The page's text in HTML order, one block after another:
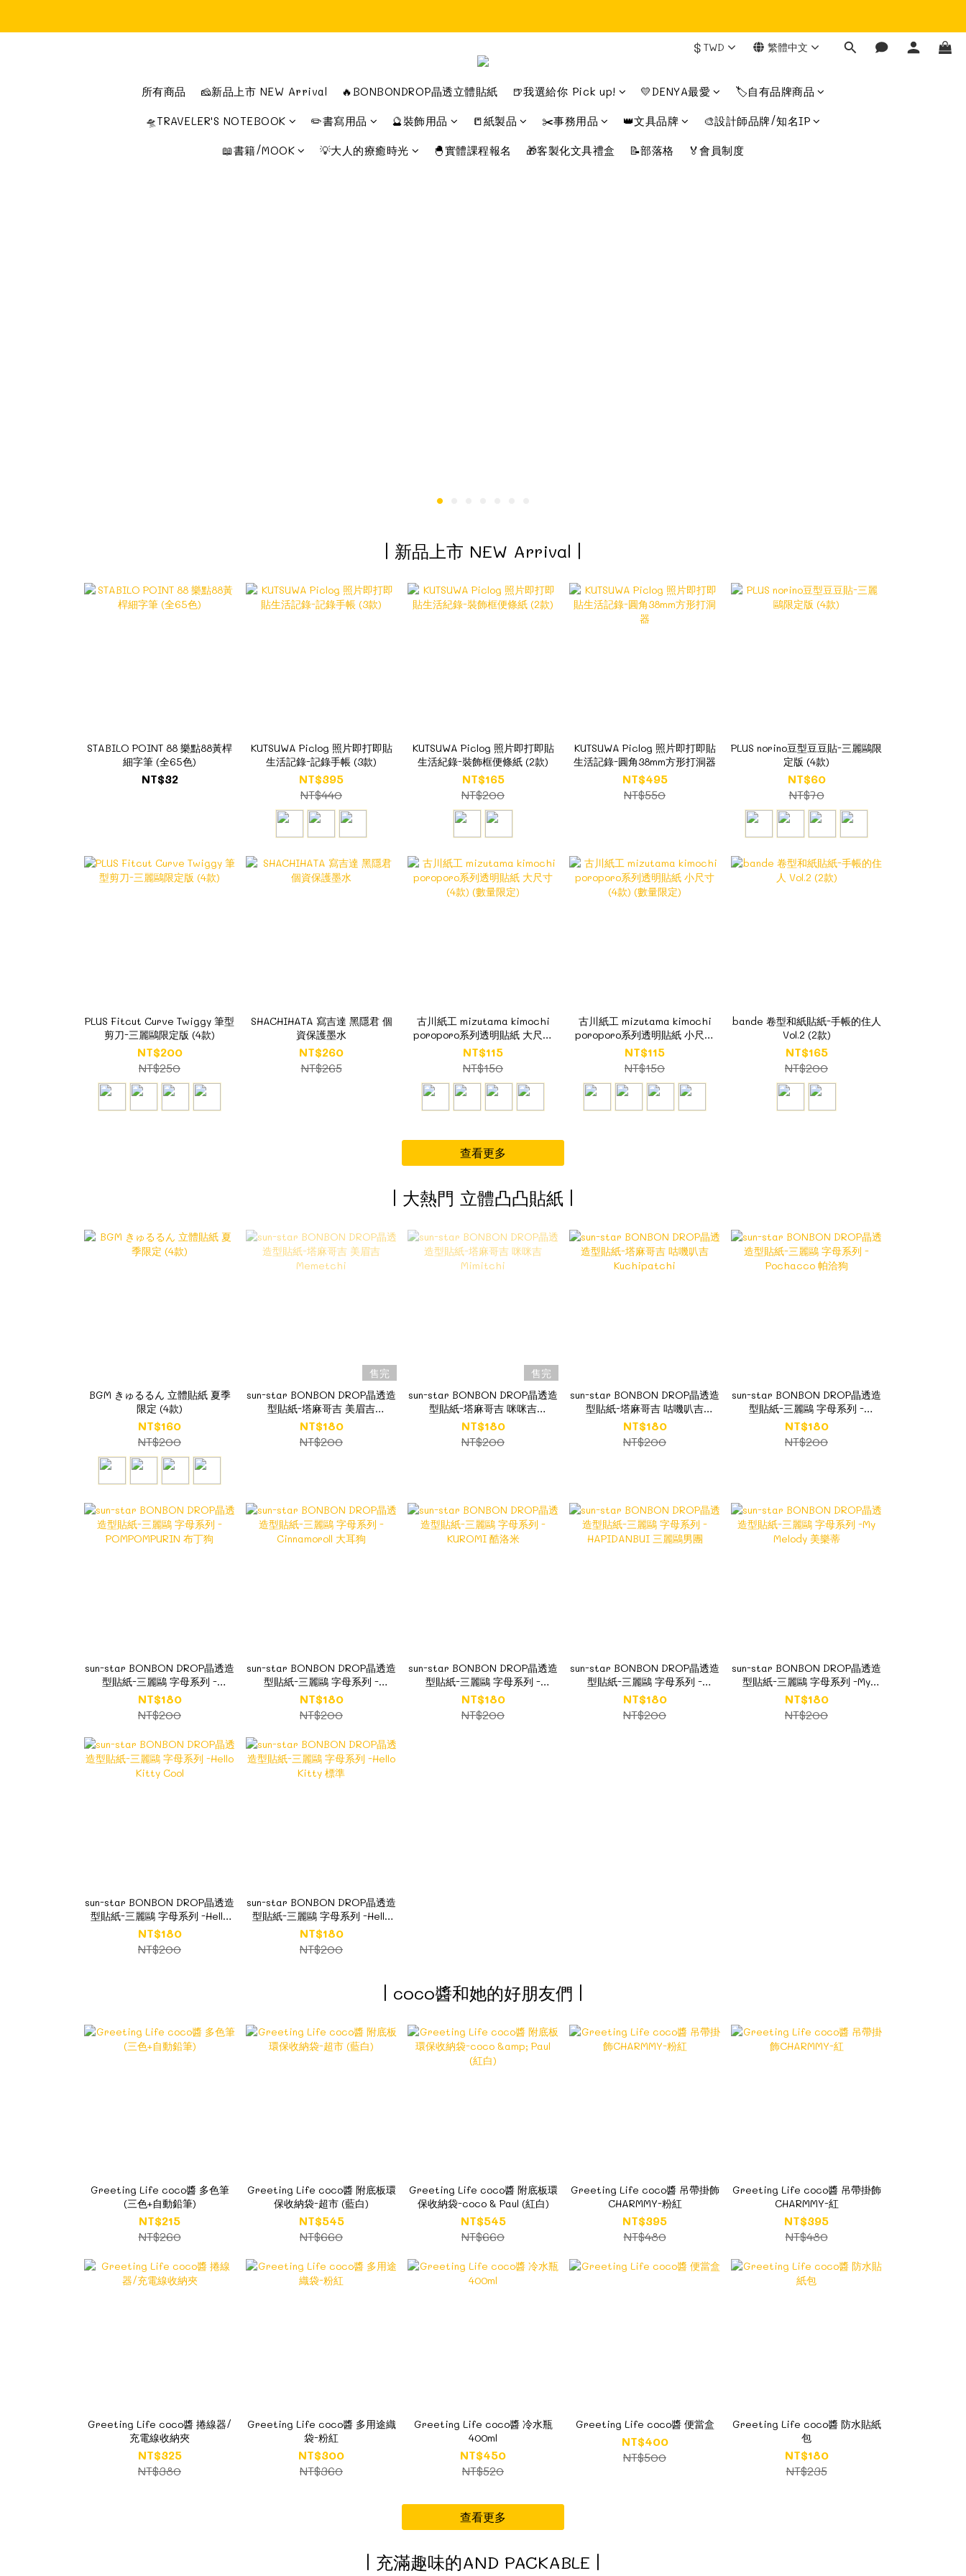
$ TWD 繁體中文
所有商品 🧀新品上市 NEW Arrival 🔥BONBONDROP晶透立體貼紙 🍺我選給你 Pick up! 💛DENYA最愛 🏷️自有品牌商品
🛸TRAVELER'S NOTEBOOK ✏️書寫用品 🔮裝飾用品 📒紙製品 ✂️事務用品 👑文具品牌 🎨設計師品牌/知名IP
📖書籍/MOOK 💡大人的療癒時光 🐣實體課程報名 🎁客製化文具禮盒 📝部落格 🏅會員制度
| 新品上市 NEW Arrival |
STABILO POINT 88 樂點88黃桿
細字筆 (全65色)
NT$32
KUTSUWA Piclog 照片即打即貼
生活記錄-記錄手帳 (3款)
NT$395
NT$440
KUTSUWA Piclog 照片即打即貼
生活紀錄-裝飾框便條紙 (2款)
NT$165
NT$200
KUTSUWA Piclog 照片即打即貼
生活記錄-圓角38mm方形打洞器
NT$495
NT$550
PLUS norino豆型豆豆貼-三麗鷗限
定版 (4款)
NT$60
NT$70
PLUS Fitcut Curve Twiggy 筆型
剪刀-三麗鷗限定版 (4款)
NT$200
NT$250
SHACHIHATA 寫吉達 黑隱君 個
資保護墨水
NT$260
NT$265
古川紙工 mizutama kimochi
poroporo系列透明貼紙 大尺寸
(4款) (數量限定)
NT$115
NT$150
古川紙工 mizutama kimochi
poroporo系列透明貼紙 小尺寸
(4款) (數量限定)
NT$115
NT$150
bande 卷型和紙貼紙-手帳的住人
Vol.2 (2款)
NT$165
NT$200
查看更多
| 大熱門 立體凸凸貼紙 |
BGM きゅるるん 立體貼紙 夏季
限定 (4款)
NT$160
NT$200
售完
sun-star BONBON DROP晶透造
型貼紙-塔麻哥吉 美眉吉
Memetchi
NT$180
NT$200
售完
sun-star BONBON DROP晶透造
型貼紙-塔麻哥吉 咪咪吉
Mimitchi
NT$180
NT$200
sun-star BONBON DROP晶透造
型貼紙-塔麻哥吉 咕嘰叭吉
Kuchipatchi
NT$180
NT$200
sun-star BONBON DROP晶透造
型貼紙-三麗鷗 字母系列 -
Pochacco 帕洽狗
NT$180
NT$200
sun-star BONBON DROP晶透造
型貼紙-三麗鷗 字母系列 -
POMPOMPURIN 布丁狗
NT$180
NT$200
sun-star BONBON DROP晶透造
型貼紙-三麗鷗 字母系列 -
Cinnamoroll 大耳狗
NT$180
NT$200
sun-star BONBON DROP晶透造
型貼紙-三麗鷗 字母系列 -
KUROMI 酷洛米
NT$180
NT$200
sun-star BONBON DROP晶透造
型貼紙-三麗鷗 字母系列 -
HAPIDANBUI 三麗鷗男團
NT$180
NT$200
sun-star BONBON DROP晶透造
型貼紙-三麗鷗 字母系列 -My
Melody 美樂蒂
NT$180
NT$200
sun-star BONBON DROP晶透造
型貼紙-三麗鷗 字母系列 -Hello
Kitty Cool
NT$180
NT$200
sun-star BONBON DROP晶透造
型貼紙-三麗鷗 字母系列 -Hello
Kitty 標準
NT$180
NT$200
| coco醬和她的好朋友們 |
Greeting Life coco醬 多色筆
(三色+自動鉛筆)
NT$215
NT$260
Greeting Life coco醬 附底板環
保收納袋-超市 (藍白)
NT$545
NT$660
Greeting Life coco醬 附底板環
保收納袋-coco & Paul (紅白)
NT$545
NT$660
Greeting Life coco醬 吊帶掛飾
CHARMMY-粉紅
NT$395
NT$480
Greeting Life coco醬 吊帶掛飾
CHARMMY-紅
NT$395
NT$480
Greeting Life coco醬 捲線器/
充電線收納夾
NT$325
NT$380
Greeting Life coco醬 多用途織
袋-粉紅
NT$300
NT$360
Greeting Life coco醬 冷水瓶
400ml
NT$450
NT$520
Greeting Life coco醬 便當盒
NT$400
NT$500
Greeting Life coco醬 防水貼紙
包
NT$180
NT$235
查看更多
| 充滿趣味的AND PACKABLE |